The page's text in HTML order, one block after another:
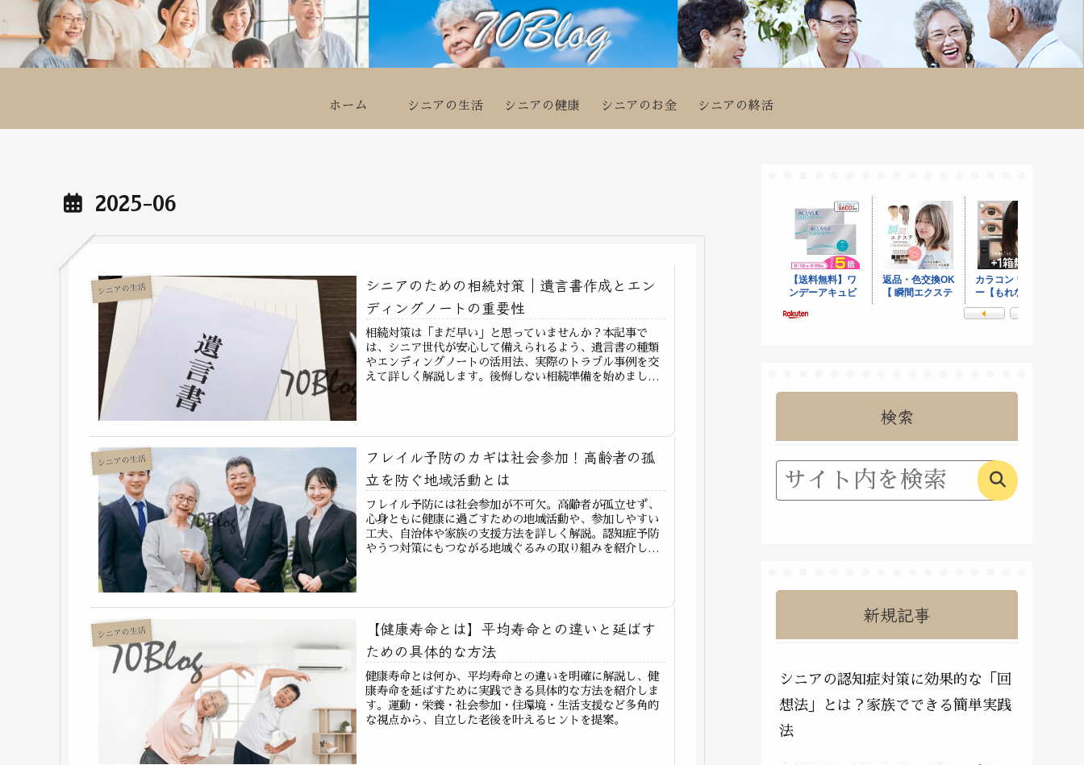
ホーム シニアの生活 シニアの健康 シニアのお金 シニアの終活
2025-06
シニアの生活
シニアのための相続対策｜遺言書作成とエン
ディングノートの重要性
相続対策は「まだ早い」と思っていませんか？本記事で
は、シニア世代が安心して備えられるよう、遺言書の種類
やエンディングノートの活用法、実際のトラブル事例を交
えて詳しく解説します。後悔しない相続準備を始めましょ
シニアの生活
フレイル予防のカギは社会参加！高齢者の孤
立を防ぐ地域活動とは
フレイル予防には社会参加が不可欠。高齢者が孤立せず、
心身ともに健康に過ごすための地域活動や、参加しやすい
工夫、自治体や家族の支援方法を詳しく解説。認知症予防
やうつ対策にもつながる地域ぐるみの取り組みを紹介しま
シニアの生活
【健康寿命とは】平均寿命との違いと延ばす
ための具体的な方法
健康寿命とは何か、平均寿命との違いを明確に解説し、健
康寿命を延ばすために実践できる具体的な方法を紹介しま
す。運動・栄養・社会参加・住環境・生活支援など多角的
な視点から、自立した老後を叶えるヒントを提案。
検索
新規記事
シニアの認知症対策に効果的な「回
想法」とは？家族でできる簡単実践
法